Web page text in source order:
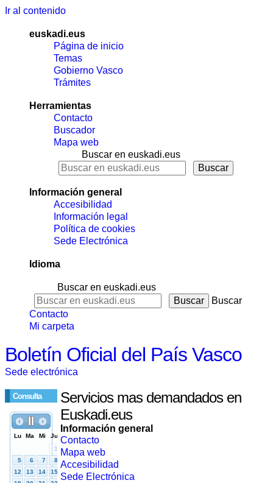
Ir al contenido
euskadi.eus
Página de inicio
Temas
Gobierno Vasco
Trámites
Herramientas
Contacto
Buscador
Mapa web
Buscar en euskadi.eus
Información general
Accesibilidad
Información legal
Política de cookies
Sede Electrónica
Idioma
Buscar en euskadi.eus
Buscar
Contacto
Mi carpeta
Boletín Oficial del País Vasco
Sede electrónica
Consulta
Servicios mas demandados en
Euskadi.eus
Información general
Contacto
Mapa web
Accesibilidad
Sede Electrónica